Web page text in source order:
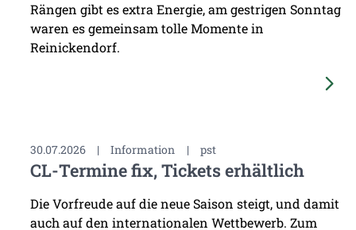
Rängen gibt es extra Energie, am gestrigen Sonntag
waren es gemeinsam tolle Momente in
Reinickendorf.
30.07.2026 | Information | pst
CL-Termine fix, Tickets erhältlich
Die Vorfreude auf die neue Saison steigt, und damit
auch auf den internationalen Wettbewerb. Zum